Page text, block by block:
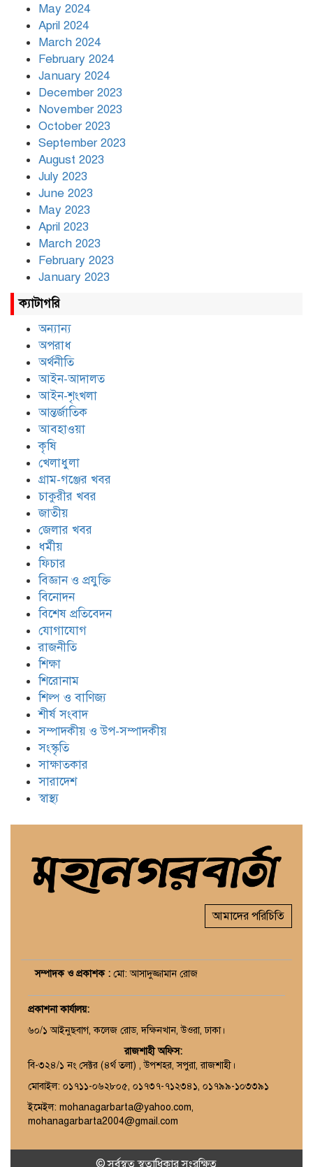
May 2024
April 2024
March 2024
February 2024
January 2024
December 2023
November 2023
October 2023
September 2023
August 2023
July 2023
June 2023
May 2023
April 2023
March 2023
February 2023
January 2023
ক্যাটাগরি
অন্যান্য
অপরাধ
অর্থনীতি
আইন-আদালত
আইন-শৃংখলা
আন্তর্জাতিক
আবহাওয়া
কৃষি
খেলাধুলা
গ্রাম-গঞ্জের খবর
চাকুরীর খবর
জাতীয়
জেলার খবর
ধর্মীয়
ফিচার
বিজ্ঞান ও প্রযুক্তি
বিনোদন
বিশেষ প্রতিবেদন
যোগাযোগ
রাজনীতি
শিক্ষা
শিরোনাম
শিল্প ও বাণিজ্য
শীর্ষ সংবাদ
সম্পাদকীয় ও উপ-সম্পাদকীয়
সংস্কৃতি
সাক্ষাতকার
সারাদেশ
স্বাস্থ্য
আমাদের পরিচিতি
সম্পাদক ও প্রকাশক : মো: আসাদুজ্জামান রোজ
প্রকাশনা কার্যালয়:
৬০/১ আইনুছবাগ, কলেজ রোড, দক্ষিনখান, উওরা, ঢাকা।
রাজশাহী অফিস:
বি-৩২৪/১ নং সেক্টর (৪র্থ তলা) , উপশহর, সপুরা, রাজশাহী।
মোবাইল: ০১৭১১-০৬২৮০৫, ০১৭৩৭-৭১২৩৪১, ০১৭৯৯-১০৩৩৯১
ইমেইল: mohanagarbarta@yahoo.com,
mohanagarbarta2004@gmail.com